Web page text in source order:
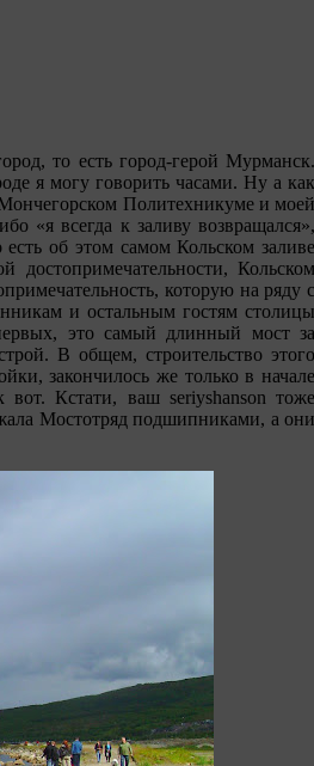
то есть город-герой Мурманск.
я могу говорить часами. Ну а как
Политехникуме и моей
«я всегда к заливу возвращался»,
об этом самом Кольском заливе
Кольском
которую на ряду с
и остальным гостям столицы
это самый длинный мост за
В общем, строительство этого
закончилось же только в начале
вот. Кстати, ваш seriyshanson тоже
Мостотряд подшипниками, а они